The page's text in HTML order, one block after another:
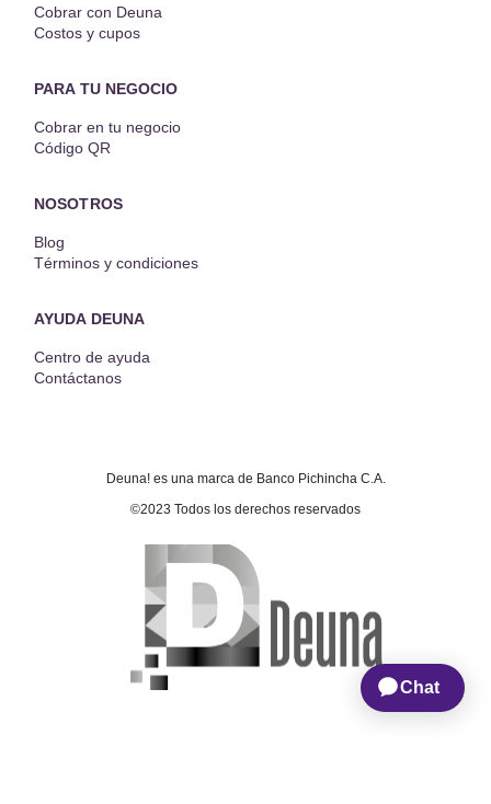
Cobrar con Deuna
Costos y cupos
PARA TU NEGOCIO
Cobrar en tu negocio
Código QR
NOSOTROS
Blog
Términos y condiciones
AYUDA DEUNA
Centro de ayuda
Contáctanos
Deuna! es una marca de Banco Pichincha C.A.
©2023 Todos los derechos reservados